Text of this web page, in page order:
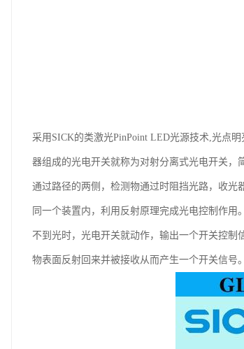
采用SICK的类激光PinPoint LED光源技术,光点
器组成的光电开关就称为对射分离式光电开关
通过路径的两侧，检测物通过时阻挡光路，收光
同一个装置内，利用反射原理完成光电控制作
不到光时，光电开关就动作，输出一个开关控
物表面反射回来并被接收从而产生一个开关信号。